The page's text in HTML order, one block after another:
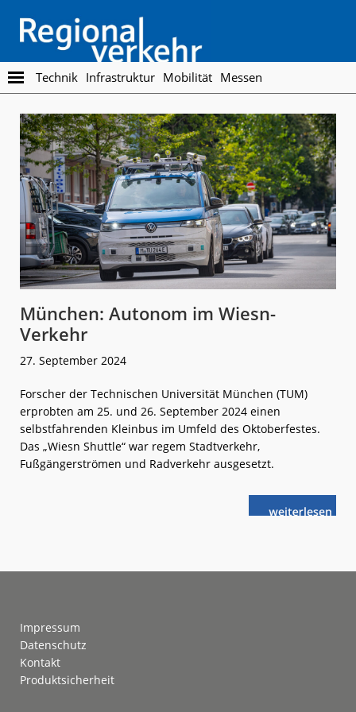
main
content
footer
Regionalverkehr
Die
Fachzeitschrift
den
Öffentlichen
Personennahverkehr
Technik Infrastruktur Mobilität Messen
München: Autonom im Wiesn-
Verkehr
27. September 2024
Forscher der Technischen Universität München (TUM)
erprobten am 25. und 26. September 2024 einen
selbstfahrenden Kleinbus im Umfeld des Oktoberfestes.
Das „Wiesn Shuttle“ war regem Stadtverkehr,
Fußgängerströmen und Radverkehr ausgesetzt.
weiterlese
nMünchen:
Impressum
Datenschutz
Kontakt
Produktsicherheit